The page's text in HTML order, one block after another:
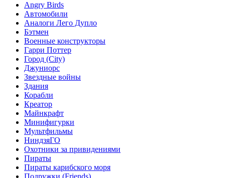
Angry Birds
Автомобили
Аналоги Лего Дупло
Бэтмен
Военные конструкторы
Гарри Поттер
Город (City)
Джуниорс
Звездные войны
Здания
Корабли
Креатор
Майнкрафт
Минифигурки
Мультфильмы
НиндзяГО
Охотники за привидениями
Пираты
Пираты карибского моря
Подружки (Friends)